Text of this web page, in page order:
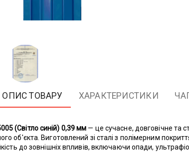
ОПИС ТОВАРУ ХАРАКТЕРИСТИКИ
(Світло синій) 0,39 мм — це сучасне, довговічне та
об'єкта. Виготовлений зі сталі з полімерним
до зовнішніх впливів, включаючи опади,